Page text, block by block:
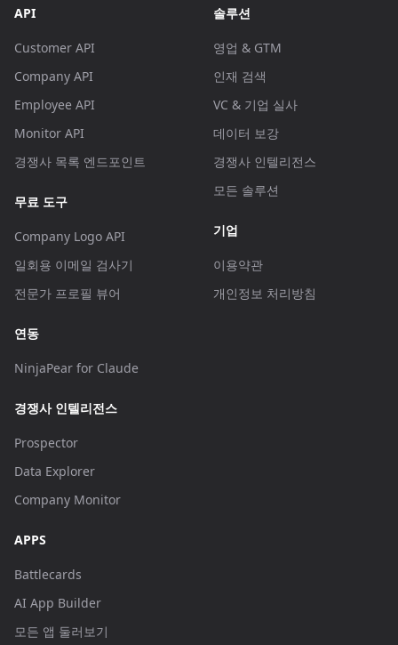
API
Customer API
Company API
Employee API
Monitor API
경쟁사 목록 엔드포인트
무료 도구
Company Logo API
일회용 이메일 검사기
전문가 프로필 뷰어
연동
NinjaPear for Claude
경쟁사 인텔리전스
Prospector
Data Explorer
Company Monitor
APPS
Battlecards
AI App Builder
모든 앱 둘러보기
솔루션
영업 & GTM
인재 검색
VC & 기업 실사
데이터 보강
경쟁사 인텔리전스
모든 솔루션
기업
이용약관
개인정보 처리방침